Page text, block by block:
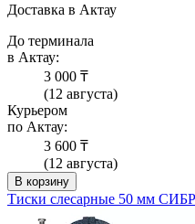
Доставка в Актау
До терминала
в Актау:
3 000 ₸
(12 августа)
Курьером
по Актау:
3 600 ₸
(12 августа)
В корзину
Тиски слесарные 50 мм